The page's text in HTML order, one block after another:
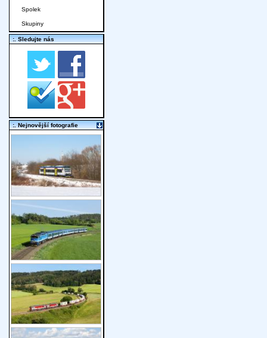
Spolek
Skupiny
:. Sledujte nás
:. Nejnovější fotografie